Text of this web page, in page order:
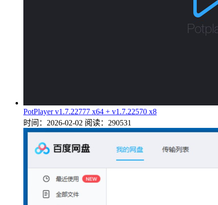
PotPlayer v1.7.22777 x64 + v1.7.22570 x8
时间：2026-02-02 阅读：290531